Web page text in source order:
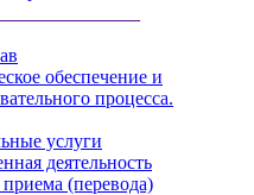
обеспечение и
процесса.
услуги
деятельность
(перевода)